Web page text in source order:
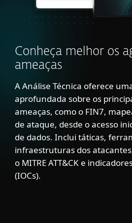
Conheça melhor os
ameaças
A Análise Técnica oferece
aprofundada sobre os
ameaças, como o FIN7,
de ataque, desde o acesso
de dados. Inclui táticas,
infraestruturas dos
o MITRE ATT&CK e
(IOCs).